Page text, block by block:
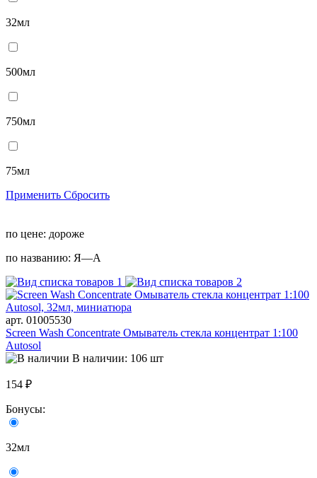
32мл
500мл
750мл
75мл
Применить Сбросить
по цене: дороже
по названию: Я—А
арт. 01005530
Screen Wash Concentrate Омыватель стекла концентрат 1:100
Autosol
В наличии: 106 шт
154 ₽
Бонусы:
32мл